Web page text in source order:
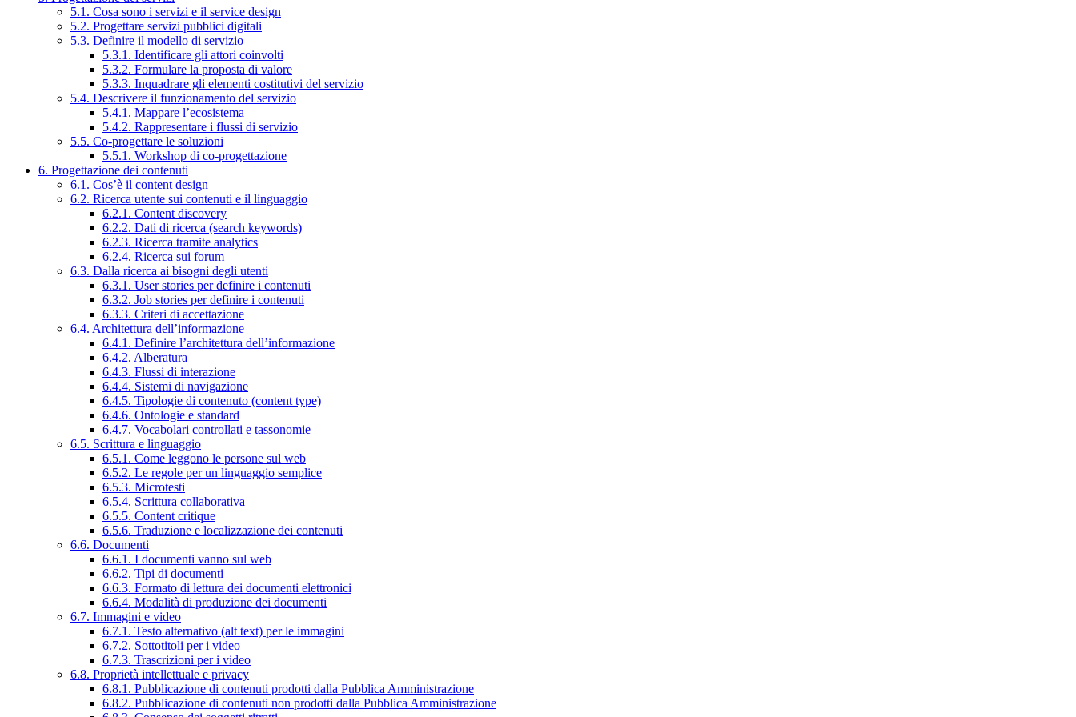
5.1. Cosa sono i servizi e il service design
5.2. Progettare servizi pubblici digitali
5.3. Definire il modello di servizio
5.3.1. Identificare gli attori coinvolti
5.3.2. Formulare la proposta di valore
5.3.3. Inquadrare gli elementi costitutivi del servizio
5.4. Descrivere il funzionamento del servizio
5.4.1. Mappare l’ecosistema
5.4.2. Rappresentare i flussi di servizio
5.5. Co-progettare le soluzioni
5.5.1. Workshop di co-progettazione
6. Progettazione dei contenuti
6.1. Cos’è il content design
6.2. Ricerca utente sui contenuti e il linguaggio
6.2.1. Content discovery
6.2.2. Dati di ricerca (search keywords)
6.2.3. Ricerca tramite analytics
6.2.4. Ricerca sui forum
6.3. Dalla ricerca ai bisogni degli utenti
6.3.1. User stories per definire i contenuti
6.3.2. Job stories per definire i contenuti
6.3.3. Criteri di accettazione
6.4. Architettura dell’informazione
6.4.1. Definire l’architettura dell’informazione
6.4.2. Alberatura
6.4.3. Flussi di interazione
6.4.4. Sistemi di navigazione
6.4.5. Tipologie di contenuto (content type)
6.4.6. Ontologie e standard
6.4.7. Vocabolari controllati e tassonomie
6.5. Scrittura e linguaggio
6.5.1. Come leggono le persone sul web
6.5.2. Le regole per un linguaggio semplice
6.5.3. Microtesti
6.5.4. Scrittura collaborativa
6.5.5. Content critique
6.5.6. Traduzione e localizzazione dei contenuti
6.6. Documenti
6.6.1. I documenti vanno sul web
6.6.2. Tipi di documenti
6.6.3. Formato di lettura dei documenti elettronici
6.6.4. Modalità di produzione dei documenti
6.7. Immagini e video
6.7.1. Testo alternativo (alt text) per le immagini
6.7.2. Sottotitoli per i video
6.7.3. Trascrizioni per i video
6.8. Proprietà intellettuale e privacy
6.8.1. Pubblicazione di contenuti prodotti dalla Pubblica Amministrazione
6.8.2. Pubblicazione di contenuti non prodotti dalla Pubblica Amministrazione